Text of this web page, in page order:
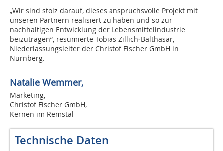
„Wir sind stolz darauf, dieses anspruchsvolle Projekt mit
unseren Partnern realisiert zu haben und so zur
nachhaltigen Entwicklung der Lebensmittelindustrie
beizutragen“, resümierte Tobias Zillich‑Balthasar,
Niederlassungsleiter der Christof Fischer GmbH in
Nürnberg.
Natalie Wemmer,
Marketing,
Christof Fischer GmbH,
Kernen im Remstal
Technische Daten